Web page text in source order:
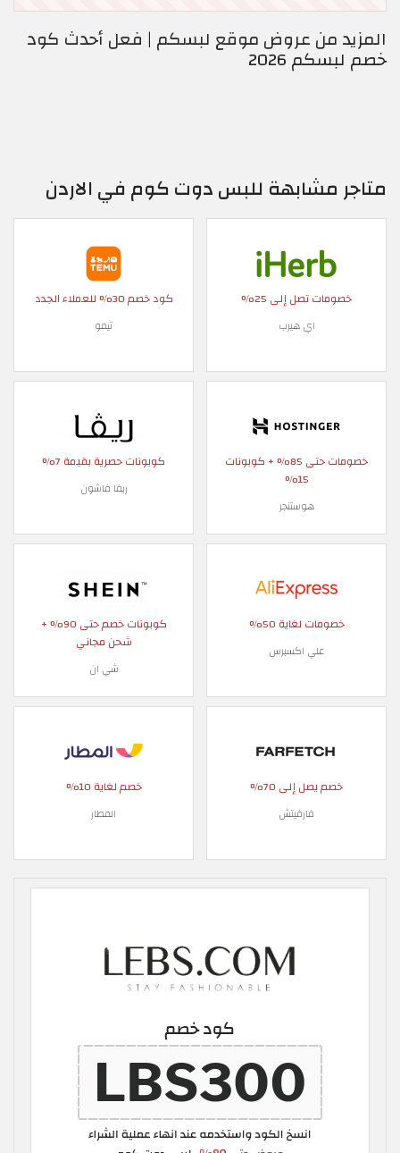
المزيد من عروض موقع لبسكم | فعل أحدث كود
خصم لبسكم 2026
متاجر مشابهة للبس دوت كوم في الاردن
خصومات تصل إلى 25%
اي هيرب
كود خصم 30% للعملاء الجدد
تيمو
خصومات حتى 85% + كوبونات
15%
هوستنجر
كوبونات حصرية بقيمة 7%
ريفا فاشون
خصومات لغاية 50%
علي اكسبرس
كوبونات خصم حتى 90% +
شحن مجاني
شي ان
خصم يصل إلى 70%
فارفيتش
خصم لغاية 10%
المطار